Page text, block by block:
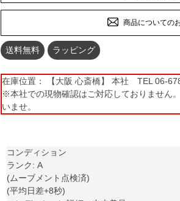
商品についての
送料無料 ラッピング
在庫位置： 【大阪 心斎橋】 本社 TEL 06-
※本社での現物確認はご対応しておりません
いませ。
コンディション
ランク: A
(ムーブメント点検済)
(平均日差+8秒)